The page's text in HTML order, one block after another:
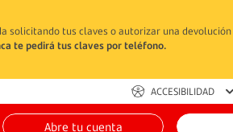
solicitando tus claves o autorizar una devolución
te pedirá tus claves por teléfono.
ACCESIBILIDAD
Abre tu cuenta